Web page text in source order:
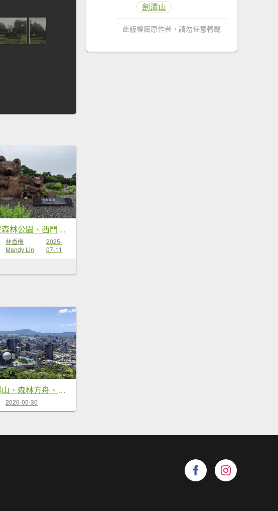
大安森林公園、西門町、象山公園【2025臺北健走趣】
林香梅
Mandy Lin
2025-
07-11
劍潭山、森林方舟、微風平台、圓山水神社、劍潭公園、八二三砲戰紀念公園
2026-05-30
劍潭山
此版權屬原作者，請勿任意轉載